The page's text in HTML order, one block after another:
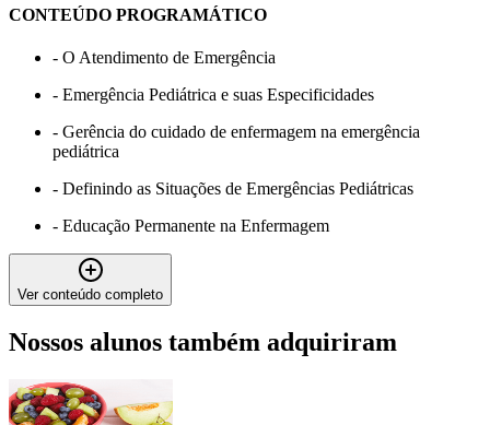
CONTEÚDO PROGRAMÁTICO
- O Atendimento de Emergência
- Emergência Pediátrica e suas Especificidades
- Gerência do cuidado de enfermagem na emergência
pediátrica
- Definindo as Situações de Emergências Pediátricas
- Educação Permanente na Enfermagem
Ver conteúdo completo
Nossos alunos também adquiriram